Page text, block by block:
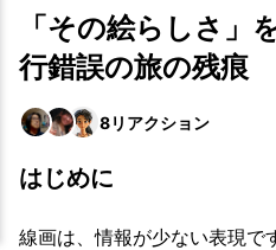
「その絵らしさ」
行錯誤の旅の残痕
8リアクション
はじめに
線画は、情報が少ない表現で